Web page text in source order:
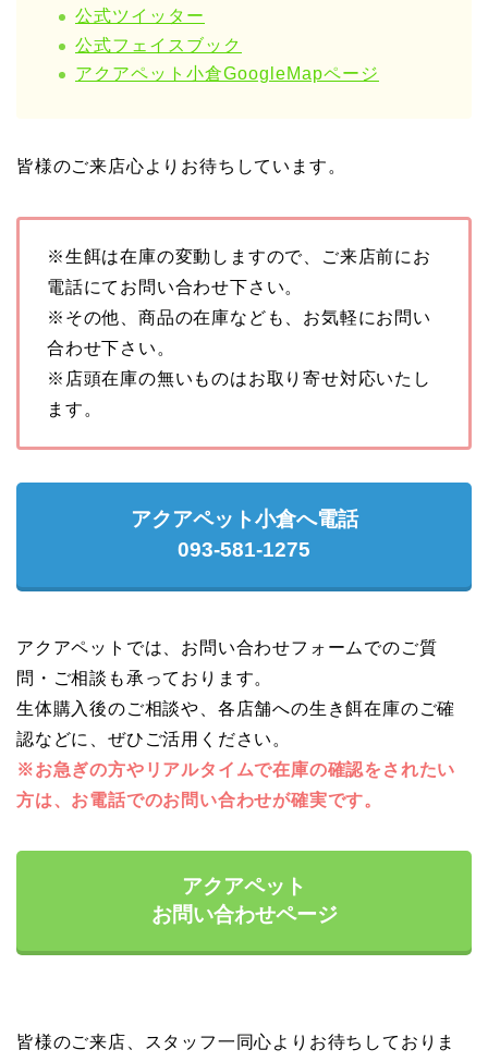
公式ツイッター
公式フェイスブック
アクアペット小倉GoogleMapページ
皆様のご来店心よりお待ちしています。
※生餌は在庫の変動しますので、ご来店前にお
電話にてお問い合わせ下さい。
※その他、商品の在庫なども、お気軽にお問い
合わせ下さい。
※店頭在庫の無いものはお取り寄せ対応いたし
ます。
アクアペット小倉へ電話
093-581-1275
アクアペットでは、お問い合わせフォームでのご質
問・ご相談も承っております。
生体購入後のご相談や、各店舗への生き餌在庫のご確
認などに、ぜひご活用ください。
※お急ぎの方やリアルタイムで在庫の確認をされたい
方は、お電話でのお問い合わせが確実です。
アクアペット
お問い合わせページ
皆様のご来店、スタッフ一同心よりお待ちしておりま